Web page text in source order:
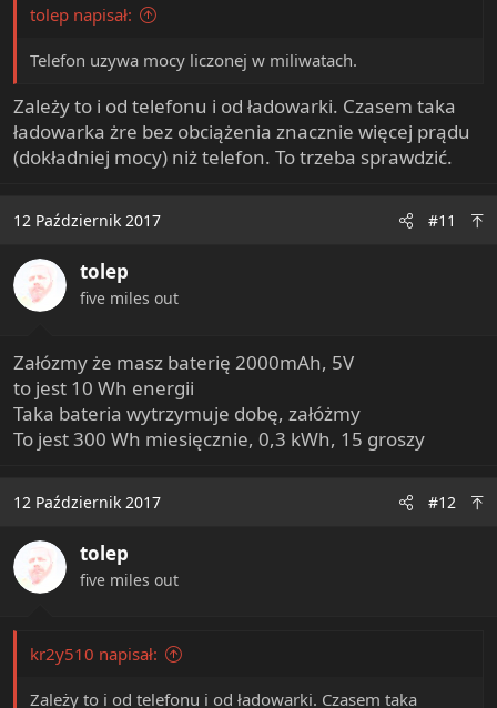
tolep napisał:
Telefon uzywa mocy liczonej w miliwatach.
Zależy to i od telefonu i od ładowarki. Czasem taka
ładowarka żre bez obciążenia znacznie więcej prądu
(dokładniej mocy) niż telefon. To trzeba sprawdzić.
12 Październik 2017 #11
tolep
five miles out
Załózmy że masz baterię 2000mAh, 5V
to jest 10 Wh energii
Taka bateria wytrzymuje dobę, załóżmy
To jest 300 Wh miesięcznie, 0,3 kWh, 15 groszy
12 Październik 2017 #12
tolep
five miles out
kr2y510 napisał:
Zależy to i od telefonu i od ładowarki. Czasem taka